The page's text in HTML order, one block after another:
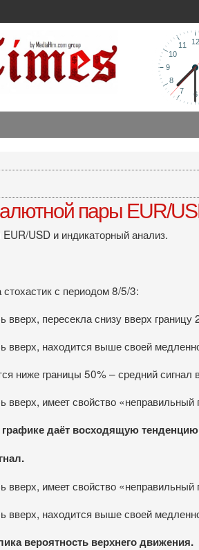
пары EUR/
USD и индикаторный анализ.
с периодом 8/5/3:
пересекла снизу вверх границу
вверх, находится выше своей
ниже границы 50% – средний сигнал
имеет свойство
даёт восходящую
имеет свойство
вверх, находится выше своей
вероятность верхнего движения.